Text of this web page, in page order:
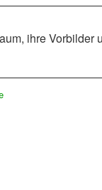
ihre Vorbilder